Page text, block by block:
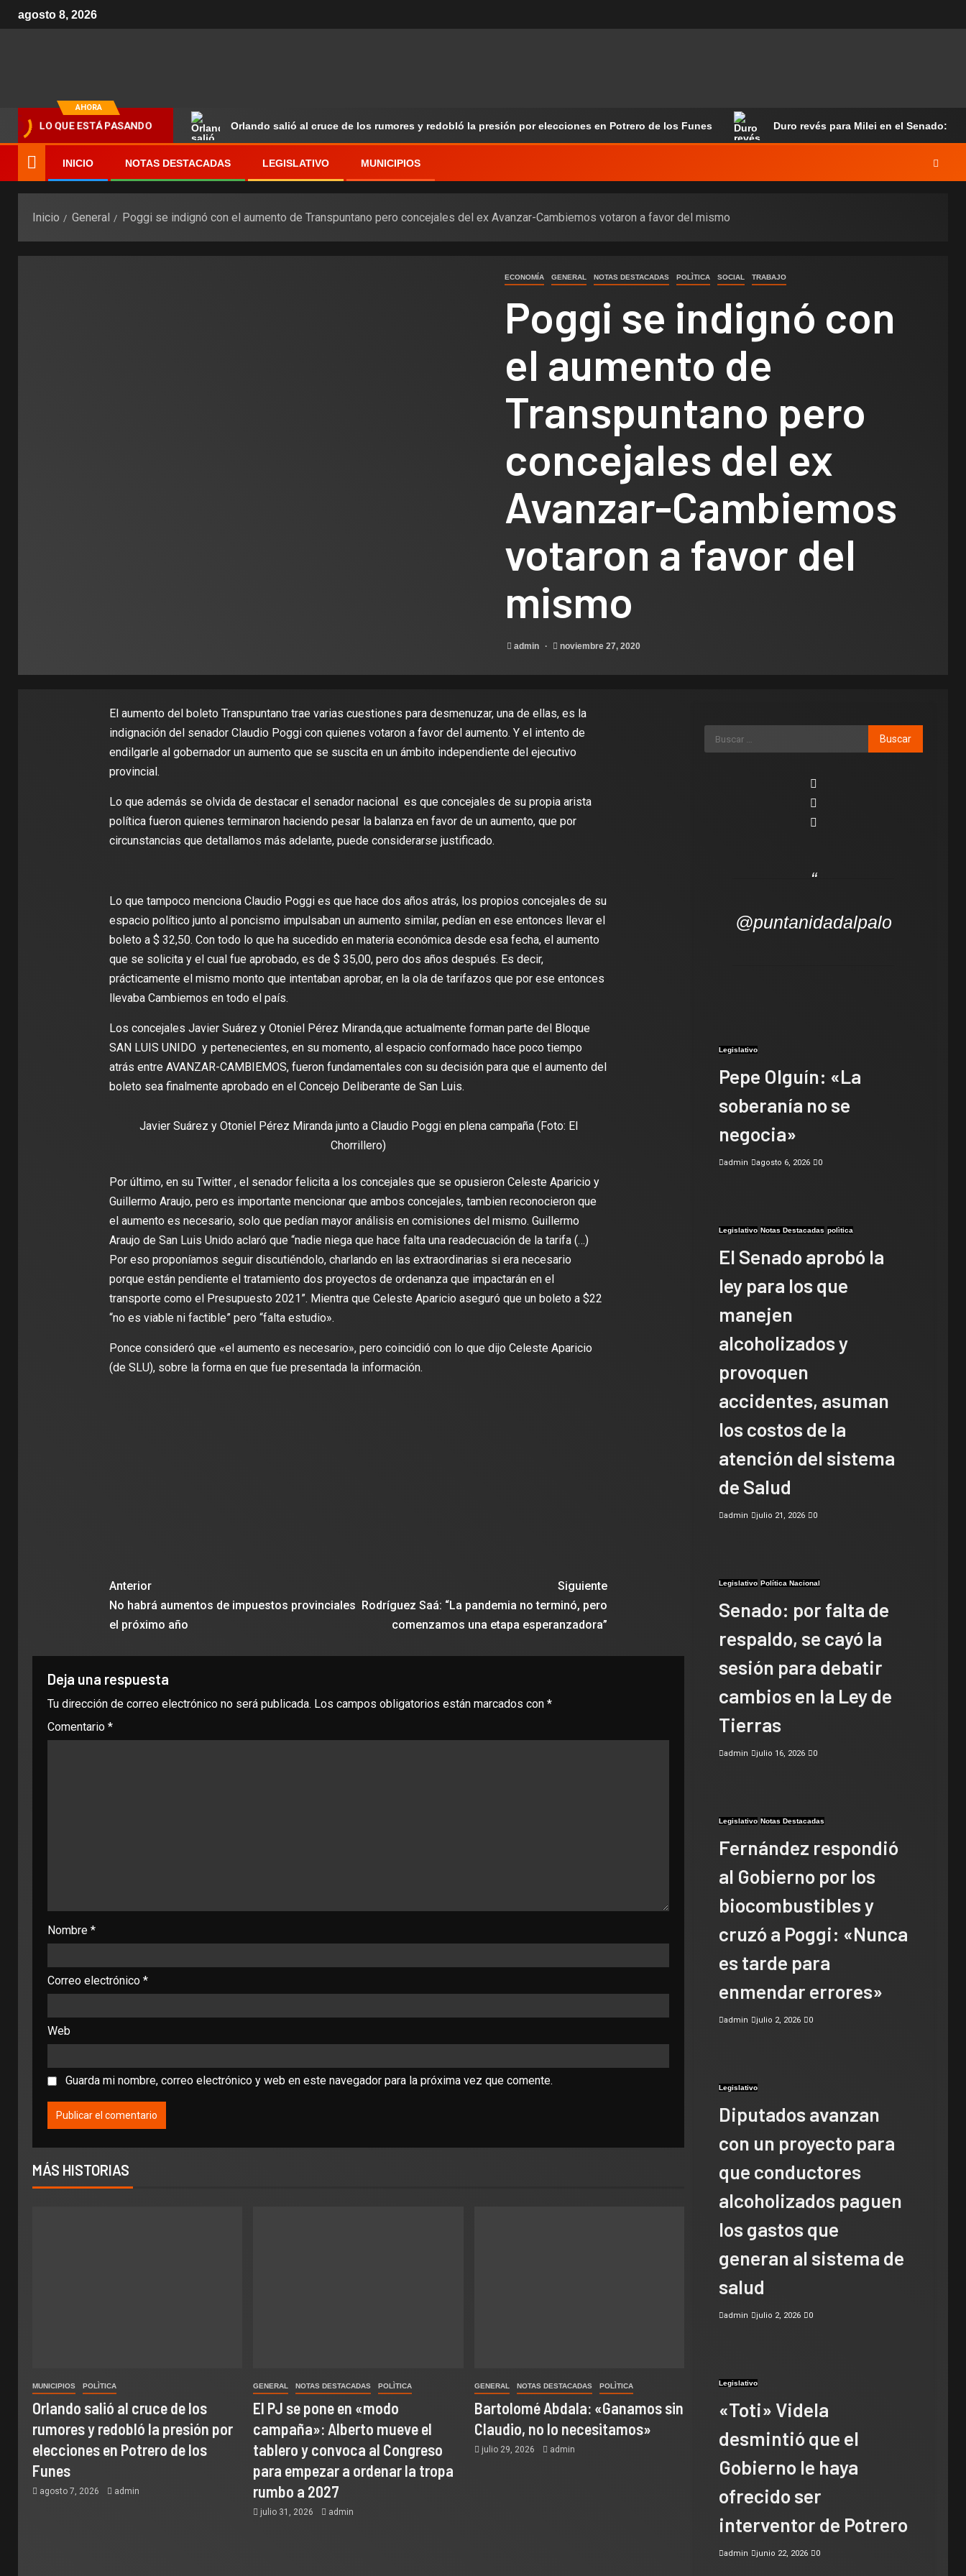
agosto 8, 2026
AHORA
LO QUE ESTÁ PASANDO Orlando salió al cruce de los rumores y redobló la presión por elecciones en Potrero de los Funes Duro revés para Milei en el Senado:
INICIO NOTAS DESTACADAS LEGISLATIVO MUNICIPIOS
Inicio General Poggi se indignó con el aumento de Transpuntano pero concejales del ex Avanzar-Cambiemos votaron a favor del mismo
ECONOMÍA GENERAL NOTAS DESTACADAS POLÌTICA SOCIAL TRABAJO
Poggi se indignó con
el aumento de
Transpuntano pero
concejales del ex
Avanzar-Cambiemos
votaron a favor del
mismo
admin noviembre 27, 2020
El aumento del boleto Transpuntano trae varias cuestiones para desmenuzar, una de ellas, es la
indignación del senador Claudio Poggi con quienes votaron a favor del aumento. Y el intento de
endilgarle al gobernador un aumento que se suscita en un ámbito independiente del ejecutivo
provincial.
Lo que además se olvida de destacar el senador nacional es que concejales de su propia arista
política fueron quienes terminaron haciendo pesar la balanza en favor de un aumento, que por
circunstancias que detallamos más adelante, puede considerarse justificado.
Lo que tampoco menciona Claudio Poggi es que hace dos años atrás, los propios concejales de su
espacio político junto al poncismo impulsaban un aumento similar, pedían en ese entonces llevar el
boleto a $ 32,50. Con todo lo que ha sucedido en materia económica desde esa fecha, el aumento
que se solicita y el cual fue aprobado, es de $ 35,00, pero dos años después. Es decir,
prácticamente el mismo monto que intentaban aprobar, en la ola de tarifazos que por ese entonces
llevaba Cambiemos en todo el país.
Los concejales Javier Suárez y Otoniel Pérez Miranda,que actualmente forman parte del Bloque
SAN LUIS UNIDO y pertenecientes, en su momento, al espacio conformado hace poco tiempo
atrás entre AVANZAR-CAMBIEMOS, fueron fundamentales con su decisión para que el aumento del
boleto sea finalmente aprobado en el Concejo Deliberante de San Luis.
Javier Suárez y Otoniel Pérez Miranda junto a Claudio Poggi en plena campaña (Foto: El
Chorrillero)
Por último, en su Twitter , el senador felicita a los concejales que se opusieron Celeste Aparicio y
Guillermo Araujo, pero es importante mencionar que ambos concejales, tambien reconocieron que
el aumento es necesario, solo que pedían mayor análisis en comisiones del mismo. Guillermo
Araujo de San Luis Unido aclaró que “nadie niega que hace falta una readecuación de la tarifa (…)
Por eso proponíamos seguir discutiéndolo, charlando en las extraordinarias si era necesario
porque están pendiente el tratamiento dos proyectos de ordenanza que impactarán en el
transporte como el Presupuesto 2021”. Mientra que Celeste Aparicio aseguró que un boleto a $22
“no es viable ni factible” pero “falta estudio».
Ponce consideró que «el aumento es necesario», pero coincidió con lo que dijo Celeste Aparicio
(de SLU), sobre la forma en que fue presentada la información.
Anterior
No habrá aumentos de impuestos provinciales
el próximo año
Siguiente
Rodríguez Saá: “La pandemia no terminó, pero
comenzamos una etapa esperanzadora”
Deja una respuesta
Tu dirección de correo electrónico no será publicada. Los campos obligatorios están marcados con *
Comentario *
Nombre *
Correo electrónico *
Web
Guarda mi nombre, correo electrónico y web en este navegador para la próxima vez que comente.
MÁS HISTORIAS
MUNICIPIOS POLÌTICA
Orlando salió al cruce de los
rumores y redobló la presión por
elecciones en Potrero de los
Funes
agosto 7, 2026 admin
GENERAL NOTAS DESTACADAS POLÌTICA
El PJ se pone en «modo
campaña»: Alberto mueve el
tablero y convoca al Congreso
para empezar a ordenar la tropa
rumbo a 2027
julio 31, 2026 admin
GENERAL NOTAS DESTACADAS POLÌTICA
Bartolomé Abdala: «Ganamos sin
Claudio, no lo necesitamos»
julio 29, 2026 admin
@puntanidadalpalo
Legislativo
Pepe Olguín: «La
soberanía no se
negocia»
admin agosto 6, 2026 0
Legislativo Notas Destacadas polìtica
El Senado aprobó la
ley para los que
manejen
alcoholizados y
provoquen
accidentes, asuman
los costos de la
atención del sistema
de Salud
admin julio 21, 2026 0
Legislativo Política Nacional
Senado: por falta de
respaldo, se cayó la
sesión para debatir
cambios en la Ley de
Tierras
admin julio 16, 2026 0
Legislativo Notas Destacadas
Fernández respondió
al Gobierno por los
biocombustibles y
cruzó a Poggi: «Nunca
es tarde para
enmendar errores»
admin julio 2, 2026 0
Legislativo
Diputados avanzan
con un proyecto para
que conductores
alcoholizados paguen
los gastos que
generan al sistema de
salud
admin julio 2, 2026 0
Legislativo
«Toti» Videla
desmintió que el
Gobierno le haya
ofrecido ser
interventor de Potrero
admin junio 22, 2026 0